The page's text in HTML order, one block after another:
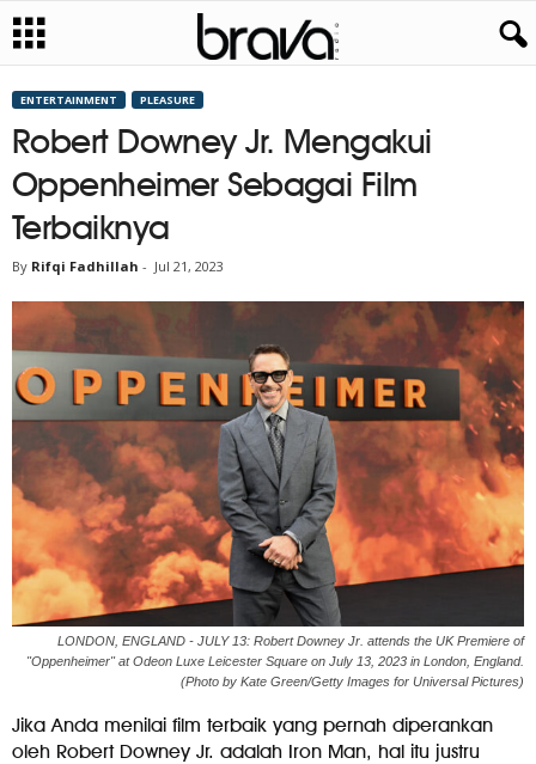
ENTERTAINMENT PLEASURE
Robert Downey Jr. Mengakui
Oppenheimer Sebagai Film
Terbaiknya
By Rifqi Fadhillah - Jul 21, 2023
LONDON, ENGLAND - JULY 13: Robert Downey Jr. attends the UK Premiere of
"Oppenheimer" at Odeon Luxe Leicester Square on July 13, 2023 in London, England.
(Photo by Kate Green/Getty Images for Universal Pictures)
Jika Anda menilai film terbaik yang pernah diperankan
oleh Robert Downey Jr. adalah Iron Man, hal itu justru